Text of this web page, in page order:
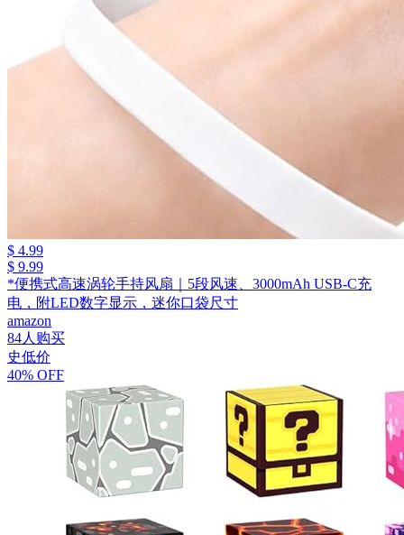
$ 4.99
$ 9.99
*便携式高速涡轮手持风扇｜5段风速、3000mAh USB-C充
电，附LED数字显示，迷你口袋尺寸
amazon
84人购买
史低价
40% OFF